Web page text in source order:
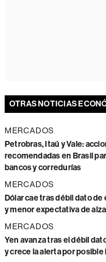
OTRAS NOTICIAS
MERCADOS
Petrobras, Itaú y Vale:
recomendadas en Brasil
bancos y corredurías
MERCADOS
Dólar cae tras débil dato de
y menor expectativa de
MERCADOS
Yen avanza tras el débil
y crece la alerta por